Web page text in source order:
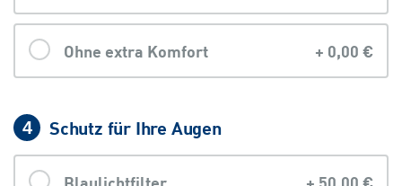
Ohne extra Komfort + 0,00 €
4 Schutz für Ihre Augen